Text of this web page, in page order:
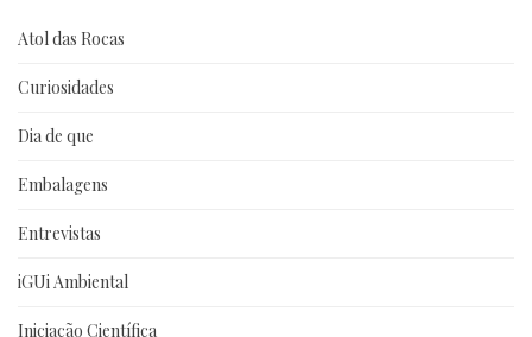
Atol das Rocas
Curiosidades
Dia de que
Embalagens
Entrevistas
iGUi Ambiental
Iniciação Científica